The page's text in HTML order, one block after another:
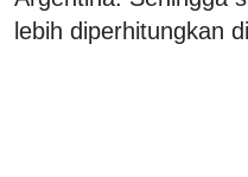
lebih diperhitungkan